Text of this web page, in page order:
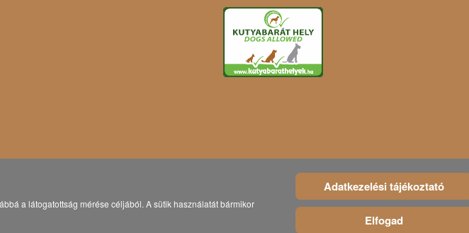
a látogatottság mérése céljából. A sütik használatát bármikor
Adatkezelési tájékoztató
Elfogad